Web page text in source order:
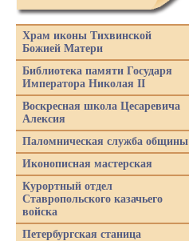
Храм иконы Тихвинской
Божией Матери
Библиотека памяти Государя
Императора Николая II
Воскресная школа Цесаревича
Алексия
Паломническая служба общины
Иконописная мастерская
Курортный отдел
Ставропольского казачьего
войска
Петербургская станица